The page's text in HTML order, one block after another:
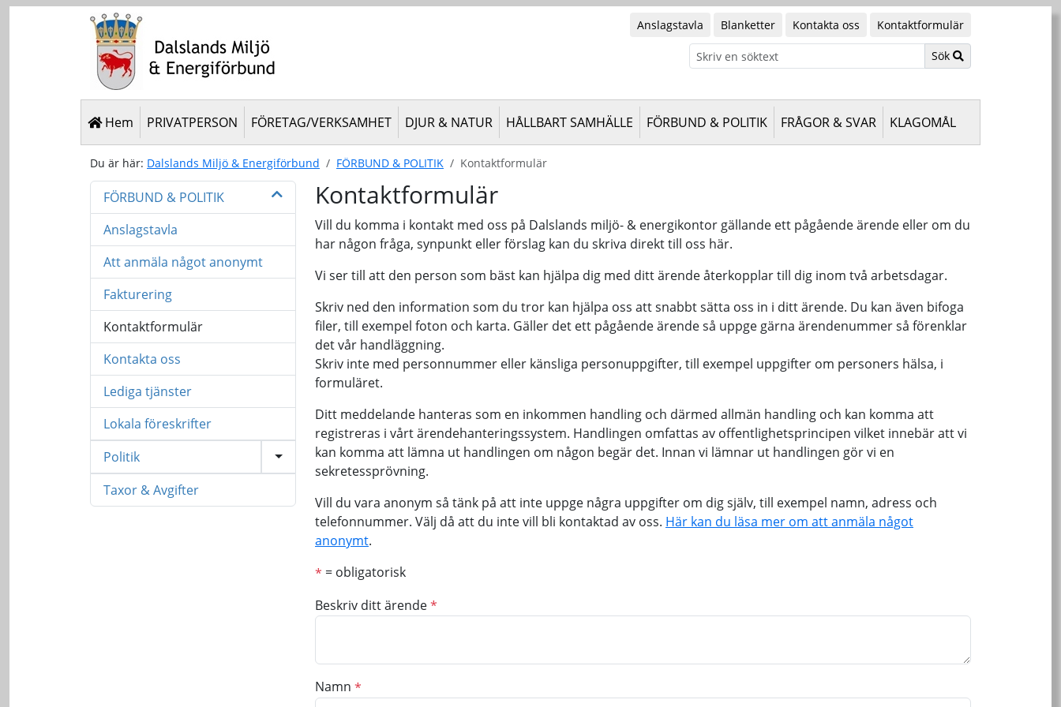
Anslagstavla Blanketter Kontakta oss
Kontaktformulär
Sök
Sök
Hem PRIVATPERSON FÖRETAG/VERKSAMHET DJUR & NATUR HÅLLBART SAMHÄLLE FÖRBUND & POLITIK FRÅGOR & SVAR KLAGOMÅL
Du är här: Dalslands Miljö & Energiförbund FÖRBUND & POLITIK Kontaktformulär
FÖRBUND & POLITIK
Anslagstavla
Att anmäla något anonymt
Fakturering
Kontaktformulär
Kontakta oss
Lediga tjänster
Lokala föreskrifter
Politik
Taxor & Avgifter
Kontaktformulär
Vill du komma i kontakt med oss på Dalslands miljö- & energikontor gällande ett pågående ärende eller om du
har någon fråga, synpunkt eller förslag kan du skriva direkt till oss här.
Vi ser till att den person som bäst kan hjälpa dig med ditt ärende återkopplar till dig inom två arbetsdagar.
Skriv ned den information som du tror kan hjälpa oss att snabbt sätta oss in i ditt ärende. Du kan även bifoga
filer, till exempel foton och karta. Gäller det ett pågående ärende så uppge gärna ärendenummer så förenklar
det vår handläggning.
Skriv inte med personnummer eller känsliga personuppgifter, till exempel uppgifter om personers hälsa, i
formuläret.
Ditt meddelande hanteras som en inkommen handling och därmed allmän handling och kan komma att
registreras i vårt ärendehanteringssystem. Handlingen omfattas av offentlighetsprincipen vilket innebär att vi
kan komma att lämna ut handlingen om någon begär det. Innan vi lämnar ut handlingen gör vi en
sekretessprövning.
Vill du vara anonym så tänk på att inte uppge några uppgifter om dig själv, till exempel namn, adress och
telefonnummer. Välj då att du inte vill bli kontaktad av oss. Här kan du läsa mer om att anmäla något
anonymt.
* = obligatorisk
Beskriv ditt ärende*
Namn *